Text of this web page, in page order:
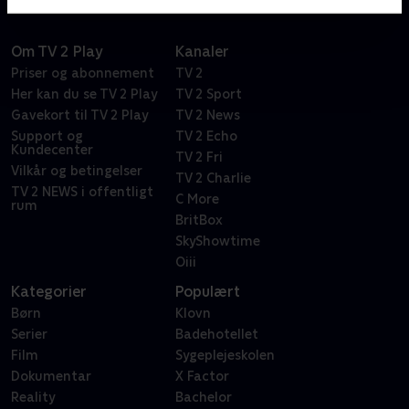
Om TV 2 Play
Priser og abonnement
Her kan du se TV 2 Play
Gavekort til TV 2 Play
Support og
Kundecenter
Vilkår og betingelser
TV 2 NEWS i offentligt
rum
Kanaler
TV 2
TV 2 Sport
TV 2 News
TV 2 Echo
TV 2 Fri
TV 2 Charlie
C More
BritBox
SkyShowtime
Oiii
Kategorier
Børn
Serier
Film
Dokumentar
Reality
Populært
Klovn
Badehotellet
Sygeplejeskolen
X Factor
Bachelor